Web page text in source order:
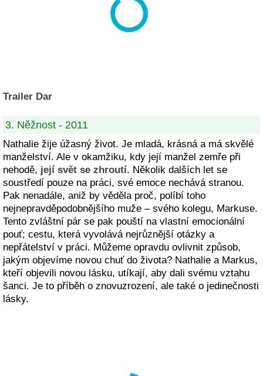
Trailer Dar
3. Něžnost - 2011
Nathalie žije úžasný život. Je mladá, krásná a má skvělé
manželství. Ale v okamžiku, kdy její manžel zemře při
nehodě, její svět se zhroutí. Několik dalších let se
soustředí pouze na práci, své emoce nechává stranou.
Pak nenadále, aniž by věděla proč, políbí toho
nejnepravděpodobnějšího muže – svého kolegu, Markuse.
Tento zvláštní pár se pak pouští na vlastní emocionální
pouť; cestu, která vyvolává nejrůznější otázky a
nepřátelství v práci. Můžeme opravdu ovlivnit způsob,
jakým objevíme novou chuť do života? Nathalie a Markus,
kteří objevili novou lásku, utíkají, aby dali svému vztahu
šanci. Je to příběh o znovuzrození, ale také o jedinečnosti
lásky.